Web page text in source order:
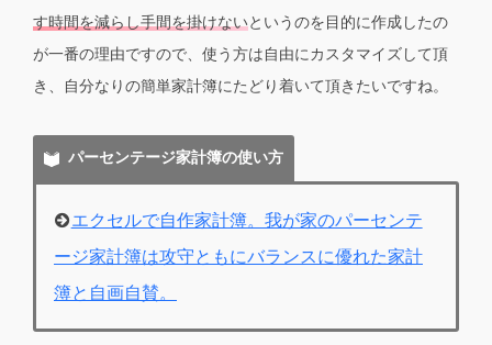
す時間を減らし手間を掛けないというのを目的に作成したの
が一番の理由ですので、使う方は自由にカスタマイズして頂
き、自分なりの簡単家計簿にたどり着いて頂きたいですね。
パーセンテージ家計簿の使い方
エクセルで自作家計簿。我が家のパーセンテ
ージ家計簿は攻守ともにバランスに優れた家計
簿と自画自賛。